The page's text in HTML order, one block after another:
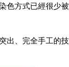
色方式已經很少被
出、完全手工的技